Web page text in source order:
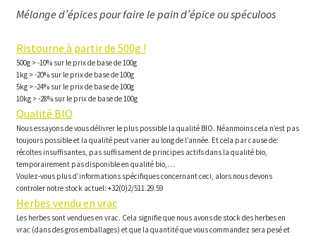
Mélange d’épices pour faire le pain d’épice ou spéculoos
Ristourne à partir de 500g !
500g > -10% sur le prix de base de 100g
1kg > -20% sur le prix de base de 100g
5kg > -24% sur le prix de base de 100g
10kg > -28% sur le prix de base de 100g
Qualité BIO
Nous essayons de vous délivrer le plus possible la qualité BIO. Néanmoins cela n’est pas
toujours possible et la qualité peut varier au long de l’année. Et cela par cause de:
récoltes insuffisantes, pas suffisament de principes actifs dans la qualité bio,
temporairement pas disponible en qualité bio,…
Voulez-vous plus d’informations spécifiques concernant ceci, alors nous devons
controler notre stock actuel: +32(0)2/511.29.59
Herbes vendu en vrac
Les herbes sont vendues en vrac. Cela signifie que nous avons de stock des herbes en
vrac (dans des gros emballages) et que la quantité que vous commandez sera pesé et